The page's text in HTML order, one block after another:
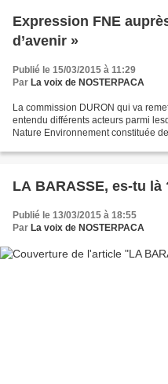
Expression FNE
d’avenir »
Publié le 15/03/2015 à 11:29
Par La voix de NOSTERPACA
La commission DURON qui va
entendu différents acteurs parmi
Nature Environnement constituée
LA BARASSE, es-tu là
Publié le 13/03/2015 à 18:55
Par La voix de NOSTERPACA